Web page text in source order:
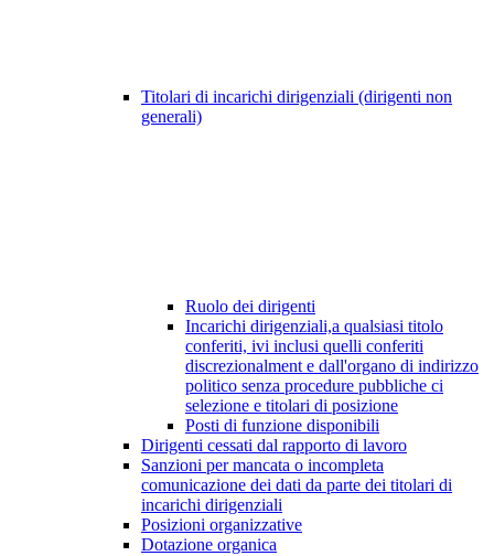
Titolari di incarichi dirigenziali (dirigenti non
generali)
Ruolo dei dirigenti
Incarichi dirigenziali,a qualsiasi titolo
conferiti, ivi inclusi quelli conferiti
discrezionalment e dall'organo di indirizzo
politico senza procedure pubbliche ci
selezione e titolari di posizione
Posti di funzione disponibili
Dirigenti cessati dal rapporto di lavoro
Sanzioni per mancata o incompleta
comunicazione dei dati da parte dei titolari di
incarichi dirigenziali
Posizioni organizzative
Dotazione organica